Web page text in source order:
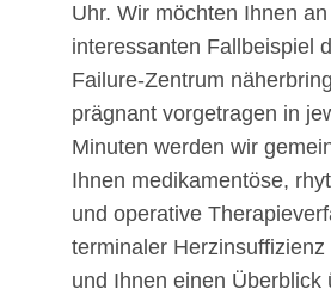
Uhr. Wir möchten Ihnen
interessanten Fallbeispiel
Failure-Zentrum
prägnant vorgetragen in
Minuten werden wir
Ihnen medikamentöse,
und operative
terminaler Herzinsuffizienz
und Ihnen einen Überblick